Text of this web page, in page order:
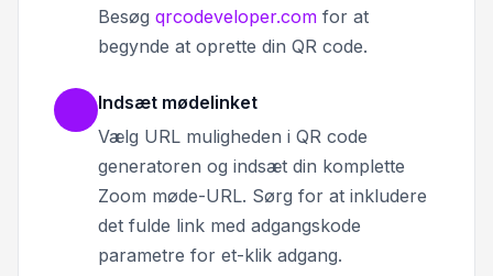
Besøg qrcodeveloper.com for at
begynde at oprette din QR code.
Indsæt mødelinket
Vælg URL muligheden i QR code
generatoren og indsæt din komplette
Zoom møde-URL. Sørg for at inkludere
det fulde link med adgangskode
parametre for et-klik adgang.